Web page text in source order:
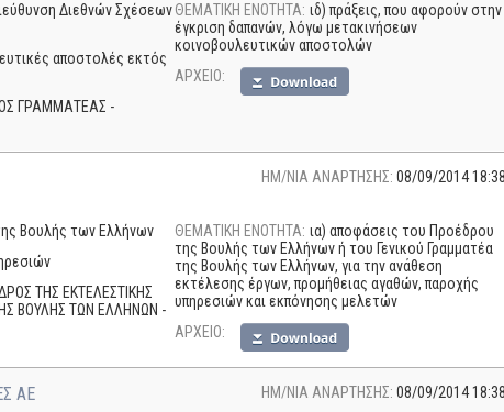
Διεθνών Σχέσεων
αποστολές εκτός
ΓΡΑΜΜΑΤΕΑΣ -
ΘΕΜΑΤΙΚΗ ΕΝΟΤΗΤΑ: ιδ) πράξεις, που αφορούν στην
έγκριση δαπανών, λόγω μετακινήσεων
κοινοβουλευτικών αποστολών
AΡΧΕΙΟ:
ΗΜ/ΝΙΑ ΑΝΑΡΤΗΣΗΣ: 08/09/2014 18:38
Βουλής των Ελλήνων
ΤΗΣ ΕΚΤΕΛΕΣΤΙΚΗΣ
ΒΟΥΛΗΣ ΤΩΝ ΕΛΛΗΝΩΝ -
ΘΕΜΑΤΙΚΗ ΕΝΟΤΗΤΑ: ια) αποφάσεις του Προέδρου
της Βουλής των Ελλήνων ή του Γενικού Γραμματέα
της Βουλής των Ελλήνων, για την ανάθεση
εκτέλεσης έργων, προμήθειας αγαθών, παροχής
υπηρεσιών και εκπόνησης μελετών
AΡΧΕΙΟ:
ΑΕ ΗΜ/ΝΙΑ ΑΝΑΡΤΗΣΗΣ: 08/09/2014 18:38